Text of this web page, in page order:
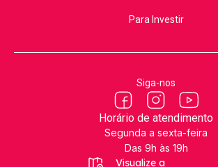
Para Investir
Siga-nos
Horário de atendimento
Segunda a sexta-feira
Das 9h às 19h
Visualize a